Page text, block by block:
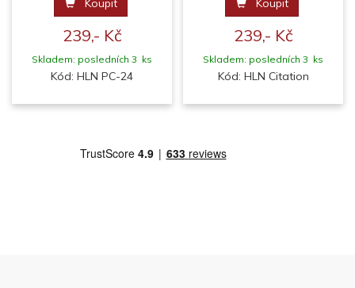
Koupit
239,- Kč
Skladem: posledních 3 ks
Kód: HLN PC-24
Koupit
239,- Kč
Skladem: posledních 3 ks
Kód: HLN Citation